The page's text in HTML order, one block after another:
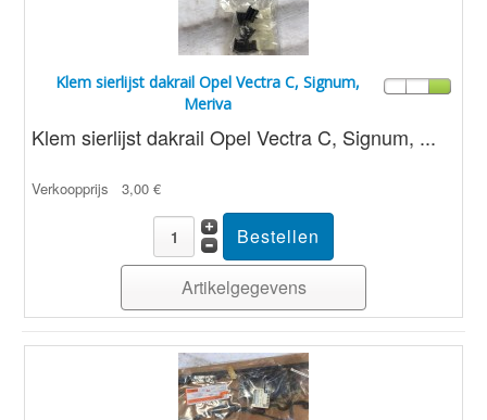
Klem sierlijst dakrail Opel Vectra C, Signum,
Meriva
Klem sierlijst dakrail Opel Vectra C, Signum, ...
Verkoopprijs 3,00 €
Artikelgegevens